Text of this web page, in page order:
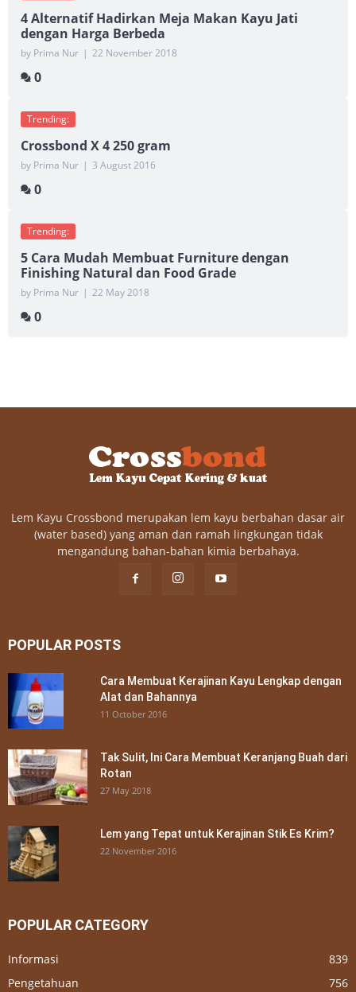
4 Alternatif Hadirkan Meja Makan Kayu Jati
dengan Harga Berbeda
by Prima Nur | 22 November 2018
0
Trending:
Crossbond X 4 250 gram
by Prima Nur | 3 August 2016
0
Trending:
5 Cara Mudah Membuat Furniture dengan
Finishing Natural dan Food Grade
by Prima Nur | 22 May 2018
0
Lem Kayu Crossbond merupakan lem kayu berbahan dasar air
(water based) yang aman dan ramah lingkungan tidak
mengandung bahan-bahan kimia berbahaya.
POPULAR POSTS
Cara Membuat Kerajinan Kayu Lengkap dengan
Alat dan Bahannya
11 October 2016
Tak Sulit, Ini Cara Membuat Keranjang Buah dari
Rotan
27 May 2018
Lem yang Tepat untuk Kerajinan Stik Es Krim?
22 November 2016
POPULAR CATEGORY
Informasi
839
Pengetahuan
756